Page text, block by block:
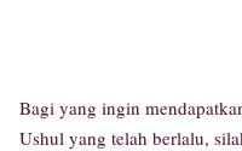
Bagi yang ingin
Ushul yang telah berlalu,